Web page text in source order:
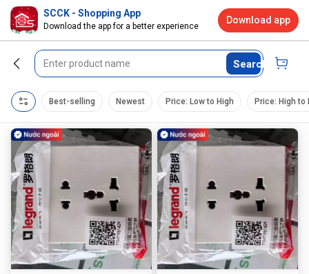
Search
Best-selling Newest Price: Low to High Price: High to
SCCK - Shopping App
Download the app for a better experience
Download app